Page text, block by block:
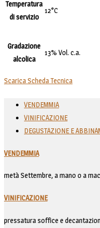
Temperatura
di servizio
12°C
Gradazione
alcolica
13% Vol. c.a.
Scarica Scheda Tecnica
VENDEMMIA
VINIFICAZIONE
DEGUSTAZIONE E
VENDEMMIA
metà Settembre, a mano o a
VINIFICAZIONE
pressatura soffice e